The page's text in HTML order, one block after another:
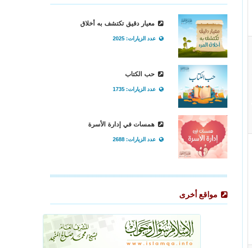
معيار دقيق تكتشف به أخلاق
عدد الزيارات: 2025
حب الكتاب
عدد الزيارات: 1735
همسات في إدارة الأسرة
عدد الزيارات: 2688
مواقع أخرى